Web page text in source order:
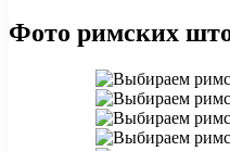
Фото римских